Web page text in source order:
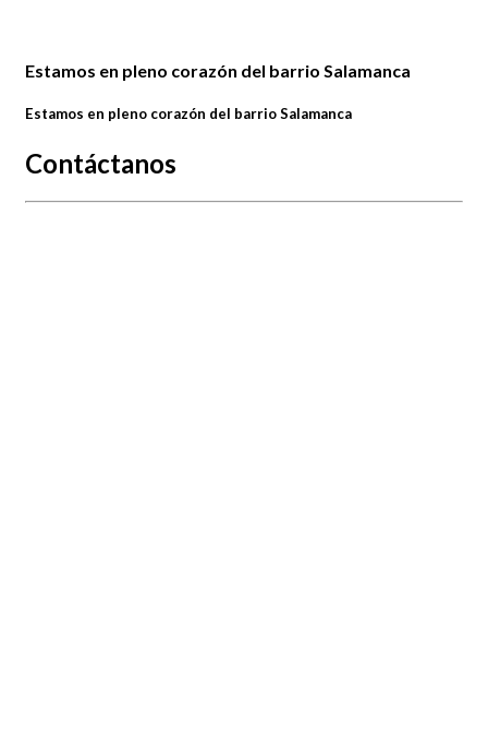
Estamos en pleno corazón del barrio Salamanca
Estamos en pleno corazón del barrio Salamanca
Contáctanos